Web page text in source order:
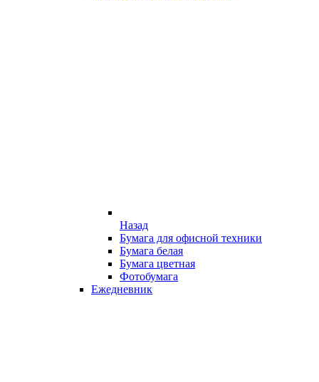
Назад
Бумага для офисной техники
Бумага белая
Бумага цветная
Фотобумага
Ежедневник